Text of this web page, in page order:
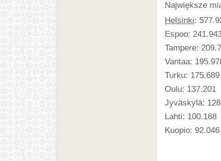
Największe
Helsinki:
Espoo:
Tampere:
Vantaa:
Turku: 175.689
Oulu: 137.201
Jyväskylä:
Lahti: 100.168
Kuopio: 92.046